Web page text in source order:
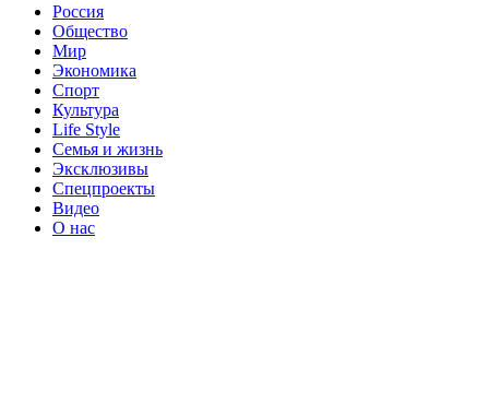
Россия
Общество
Мир
Экономика
Спорт
Культура
Life Style
Семья и жизнь
Эксклюзивы
Спецпроекты
Видео
О нас